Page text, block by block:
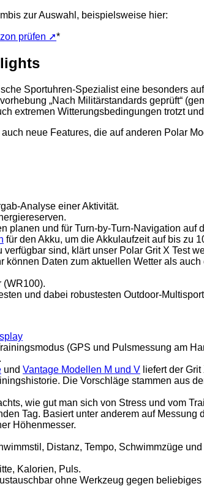
zur Auswahl, beispielsweise hier:
prüfen ➚*
Sportuhren-Spezialist eine besonders
„Nach Militärstandards geprüft“
extremen Witterungsbedingungen trotzt
neue Features, die auf anderen Polar
Analyse einer Aktivität.
planen und für Turn-by-Turn-Navigation auf
für den Akku, um die Akkulaufzeit auf bis zu
sind, klärt unser Polar Grit X Test
können Daten zum aktuellen Wetter als
(WR100).
und dabei robustesten Outdoor-
(GPS und Pulsmessung am
und Vantage Modellen M und V liefert der
Die Vorschläge stammen aus
wie gut man sich von Stress und vom
Tag. Basiert unter anderem auf Messung
Höhenmesser.
Distanz, Tempo, Schwimmzüge
Kalorien, Puls.
ohne Werkzeug gegen